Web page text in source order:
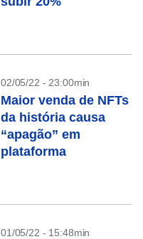
02/05/22 - 23:00min
Maior venda de NFTs
da história causa
“apagão” em
plataforma
01/05/22 - 15:48min